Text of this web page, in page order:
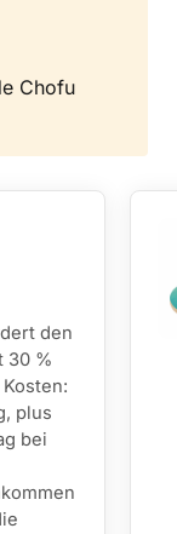
Chofu
den
30 %
plus
bei